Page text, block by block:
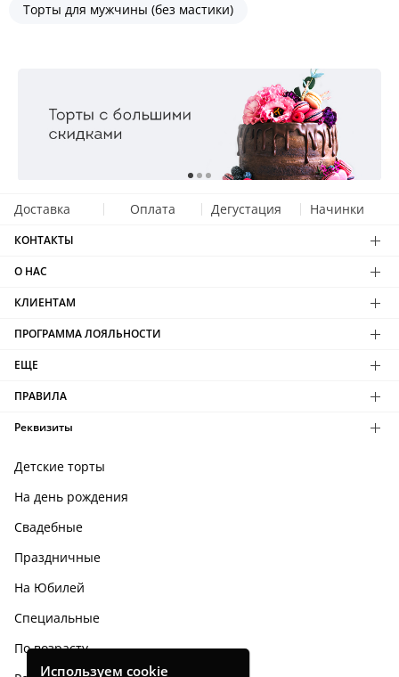
Торты для мужчины (без мастики)
Доставка Оплата Дегустация Начинки
КОНТАКТЫ
О НАС
КЛИЕНТАМ
ПРОГРАММА ЛОЯЛЬНОСТИ
ЕЩЕ
ПРАВИЛА
Реквизиты
Детские торты
На день рождения
Свадебные
Праздничные
На Юбилей
Специальные
По возрасту
Используем cookie